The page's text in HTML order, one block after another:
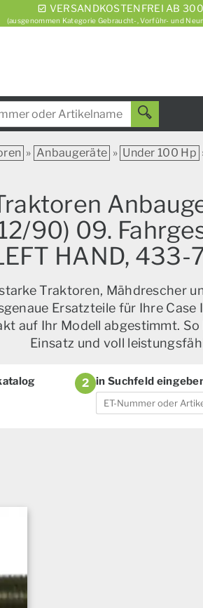
VERSANDKOSTENFREI AB
(ausgenommen Kategorie Gebraucht-, Vorführ- und
» Anbaugeräte » Under 100 Hp
90) 09.
HAND, 433-
Traktoren, Mähdrescher
Ersatzteile für Ihre Case
auf Ihr Modell abgestimmt.
Einsatz und voll
2 in Suchfeld